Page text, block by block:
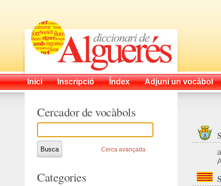
Inici Inscripció Índex Adjuni un vocàbol
Cercador de vocàbols
Cerca avançada
Categories